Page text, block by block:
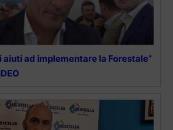
aiuti ad implementare la Forestale”